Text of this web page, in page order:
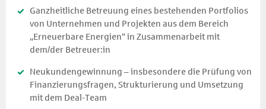
Ganzheitliche Betreuung eines bestehenden Portfolios
von Unternehmen und Projekten aus dem Bereich
„Erneuerbare Energien“ in Zusammenarbeit mit
dem/der Betreuer:in
Neukundengewinnung – insbesondere die Prüfung von
Finanzierungsfragen, Strukturierung und Umsetzung
mit dem Deal-Team